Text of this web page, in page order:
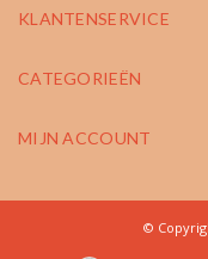
KLANTENSERVICE
CATEGORIEËN
MIJN ACCOUNT
©